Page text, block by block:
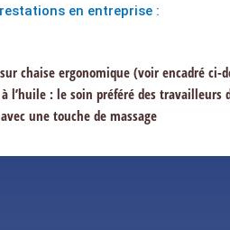
en entreprise :
chaise ergonomique (voir encadré ci-
à l’huile : le soin préféré des travailleurs
une touche de massage